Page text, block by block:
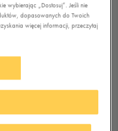
wybierając „Dostosuj”. Jeśli nie
dopasowanych do Twoich
więcej informacji, przeczytaj